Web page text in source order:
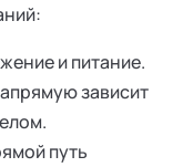
и питание.
зависит
путь